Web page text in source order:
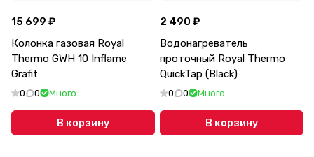
15 699 ₽
Колонка газовая Royal
Thermo GWH 10 Inflame
Grafit
0 0 Много
В корзину
2 490 ₽
Водонагреватель
проточный Royal Thermo
QuickTap (Black)
0 0 Много
В корзину